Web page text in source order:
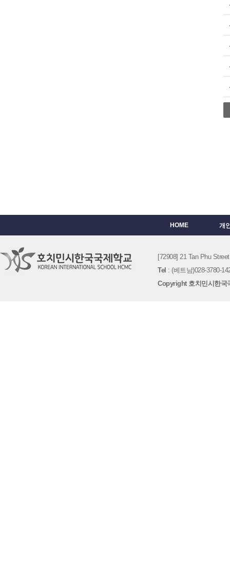
HOME 개
[72908] 21 Tan Phu
Tel : (베트남)028-3780-
Copyright 호치민시한국